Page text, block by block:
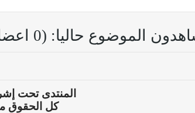
الموضوع حاليا: (0 اعضاء و 0 زوار)
المنتدى تحت
كل الحقوق